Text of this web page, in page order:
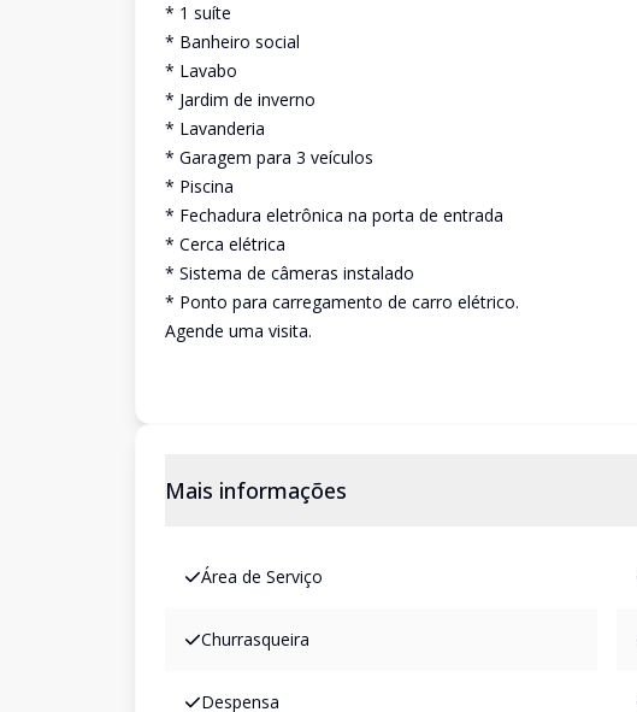
* 1 suíte
* Banheiro social
* Lavabo
* Jardim de inverno
* Lavanderia
* Garagem para 3 veículos
* Piscina
* Fechadura eletrônica na porta de entrada
* Cerca elétrica
* Sistema de câmeras instalado
* Ponto para carregamento de carro elétrico.
Agende uma visita.
Mais informações
Área de Serviço
Churrasqueira
Despensa